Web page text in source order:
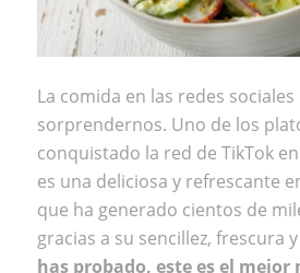
La comida en las redes
sorprendernos. Uno de los
conquistado la red de TikTok
es una deliciosa y refrescante
que ha generado cientos de
gracias a su sencillez, frescura
has probado, este es el